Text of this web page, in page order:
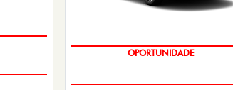
OPORTUNIDADE